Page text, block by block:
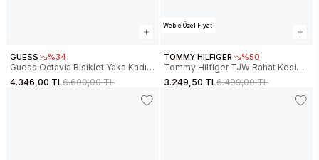
GUESS %34
Guess Octavia Bisiklet Yaka Kadın
Beyaz Sweatshirt V6RQ96KCX22-
G027
4.346,00 TL6.600,00 TL
Web'e Özel Fiyat
TOMMY HILFIGER %50
Tommy Hilfiger TJW Rahat Kesim
Parti Bayraklı Kadın Siyah
Sweatshirt DW0DW21605BDS
3.249,50 TL6.499,00 TL